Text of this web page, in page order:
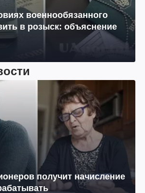
военнообязанного
в розыск: объяснение
получит начисление